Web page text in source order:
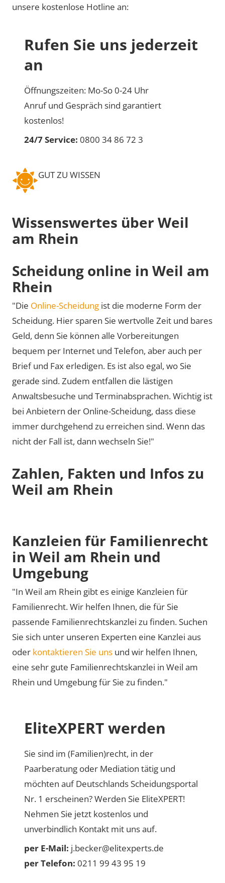
unsere kostenlose Hotline an:
Rufen Sie uns jederzeit
an
Öffnungszeiten: Mo-So 0-24 Uhr
Anruf und Gespräch sind garantiert
kostenlos!
24/7 Service: 0800 34 86 72 3
GUT ZU WISSEN
Wissenswertes über Weil
am Rhein
Scheidung online in Weil am
Rhein
"Die Online-Scheidung ist die moderne Form der
Scheidung. Hier sparen Sie wertvolle Zeit und bares
Geld, denn Sie können alle Vorbereitungen
bequem per Internet und Telefon, aber auch per
Brief und Fax erledigen. Es ist also egal, wo Sie
gerade sind. Zudem entfallen die lästigen
Anwaltsbesuche und Terminabsprachen. Wichtig ist
bei Anbietern der Online-Scheidung, dass diese
immer durchgehend zu erreichen sind. Wenn das
nicht der Fall ist, dann wechseln Sie!"
Zahlen, Fakten und Infos zu
Weil am Rhein
Kanzleien für Familienrecht
in Weil am Rhein und
Umgebung
"In Weil am Rhein gibt es einige Kanzleien für
Familienrecht. Wir helfen Ihnen, die für Sie
passende Familienrechtskanzlei zu finden. Suchen
Sie sich unter unseren Experten eine Kanzlei aus
oder kontaktieren Sie uns und wir helfen Ihnen,
eine sehr gute Familienrechtskanzlei in Weil am
Rhein und Umgebung für Sie zu finden."
EliteXPERT werden
Sie sind im (Familien)recht, in der
Paarberatung oder Mediation tätig und
möchten auf Deutschlands Scheidungsportal
Nr. 1 erscheinen? Werden Sie EliteXPERT!
Nehmen Sie jetzt kostenlos und
unverbindlich Kontakt mit uns auf.
per E-Mail: j.becker@elitexperts.de
per Telefon: 0211 99 43 95 19